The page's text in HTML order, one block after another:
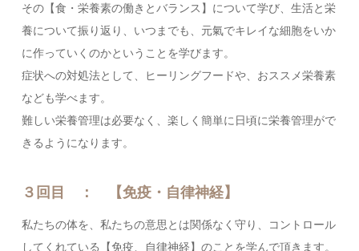
その【食・栄養素の働きとバランス】について学び、生活と栄
養について振り返り、いつまでも、元氣でキレイな細胞をいか
に作っていくのかということを学びます。
症状への対処法として、ヒーリングフードや、おススメ栄養素
なども学べます。
難しい栄養管理は必要なく、楽しく簡単に日頃に栄養管理がで
きるようになります。
３回目 ： 【免疫・自律神経】
私たちの体を、私たちの意思とは関係なく守り、コントロール
してくれている【免疫、自律神経】のことを学んで頂きます。